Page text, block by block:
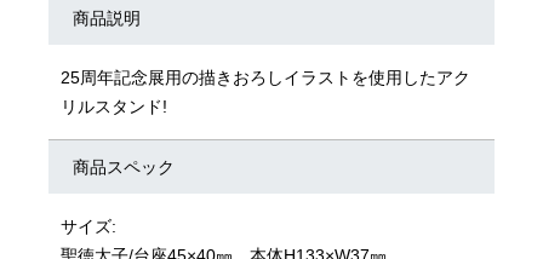
商品説明
25周年記念展用の描きおろしイラストを使用したアク
リルスタンド!
商品スペック
サイズ: